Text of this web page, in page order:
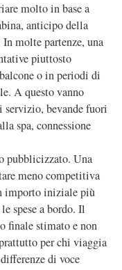
molto in base a
anticipo della
molte partenze, una
piuttosto
o in periodi di
A questo vanno
servizio, bevande fuori
spa, connessione
pubblicizzato. Una
meno competitiva
importo iniziale più
spese a bordo. Il
finale stimato e non
per chi viaggia
di voce